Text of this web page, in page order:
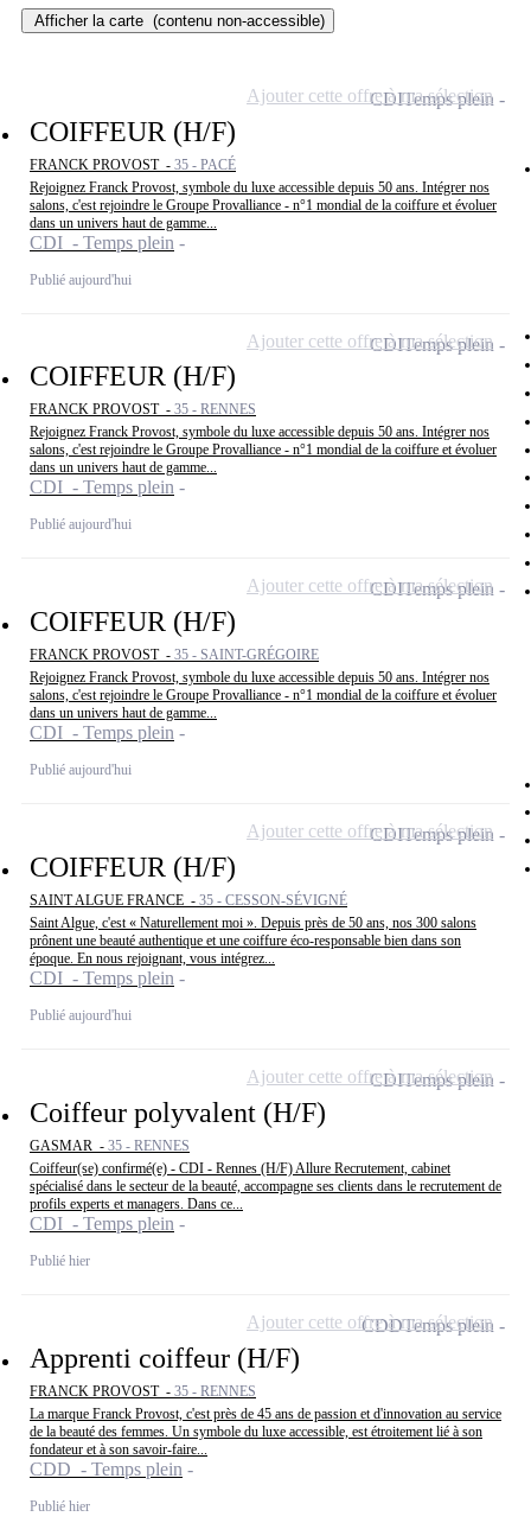
Afficher la carte (contenu non-accessible)
COIFFEUR (H/F)
FRANCK PROVOST - 35 - PACÉ
Rejoignez Franck Provost, symbole du luxe accessible depuis 50 ans. Intégrer nos
salons, c'est rejoindre le Groupe Provalliance - n°1 mondial de la coiffure et évoluer
dans un univers haut de gamme...
CDI - Temps plein
Publié aujourd'hui
CDITemps plein
Ajouter cette offre à ma sélection
COIFFEUR (H/F)
FRANCK PROVOST - 35 - RENNES
Rejoignez Franck Provost, symbole du luxe accessible depuis 50 ans. Intégrer nos
salons, c'est rejoindre le Groupe Provalliance - n°1 mondial de la coiffure et évoluer
dans un univers haut de gamme...
CDI - Temps plein
Publié aujourd'hui
CDITemps plein
Ajouter cette offre à ma sélection
COIFFEUR (H/F)
FRANCK PROVOST - 35 - SAINT-GRÉGOIRE
Rejoignez Franck Provost, symbole du luxe accessible depuis 50 ans. Intégrer nos
salons, c'est rejoindre le Groupe Provalliance - n°1 mondial de la coiffure et évoluer
dans un univers haut de gamme...
CDI - Temps plein
Publié aujourd'hui
CDITemps plein
Ajouter cette offre à ma sélection
COIFFEUR (H/F)
SAINT ALGUE FRANCE - 35 - CESSON-SÉVIGNÉ
Saint Algue, c'est « Naturellement moi ». Depuis près de 50 ans, nos 300 salons
prônent une beauté authentique et une coiffure éco-responsable bien dans son
époque. En nous rejoignant, vous intégrez...
CDI - Temps plein
Publié aujourd'hui
CDITemps plein
Ajouter cette offre à ma sélection
Coiffeur polyvalent (H/F)
GASMAR - 35 - RENNES
Coiffeur(se) confirmé(e) - CDI - Rennes (H/F) Allure Recrutement, cabinet
spécialisé dans le secteur de la beauté, accompagne ses clients dans le recrutement de
profils experts et managers. Dans ce...
CDI - Temps plein
Publié hier
CDITemps plein
Ajouter cette offre à ma sélection
Apprenti coiffeur (H/F)
FRANCK PROVOST - 35 - RENNES
La marque Franck Provost, c'est près de 45 ans de passion et d'innovation au service
de la beauté des femmes. Un symbole du luxe accessible, est étroitement lié à son
fondateur et à son savoir-faire...
CDD - Temps plein
Publié hier
CDDTemps plein
Ajouter cette offre à ma sélection